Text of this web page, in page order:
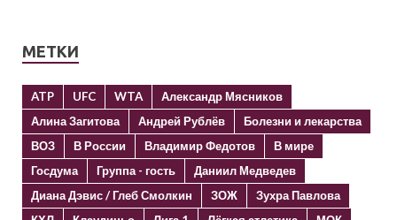
МЕТКИ
ATP UFC WTA
Александр Мясников
Алина Загитова
Андрей Рублёв
Болезни и лекарства
ВОЗ
В России Владимир Федотов
В мире
Госдума
Группа - гость
Даниил Медведев
Диана Дэвис / Глеб Смолкин
ЗОЖ
Зухра Павлова